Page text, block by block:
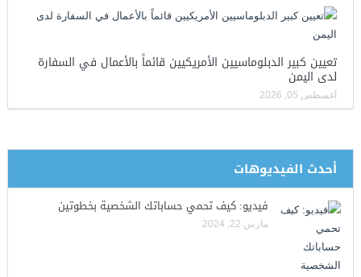
تعيين كبير الدبلوماسيين الأمريكيين قائماً بالأعمال في السفارة
لدى اليمن
أغسطس 05, 2026
أحدث الفيديوهات
فيديو: كيف تحمي حساباتك الشخصية بخطوتين
مارس 22, 2024